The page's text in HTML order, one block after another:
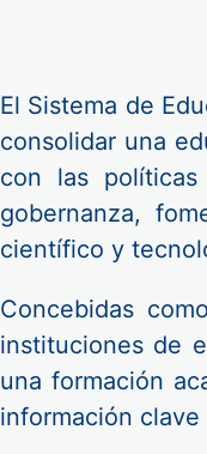
El Sistema de
consolidar una
con las
gobernanza,
científico y
Concebidas
instituciones de
una formación
información